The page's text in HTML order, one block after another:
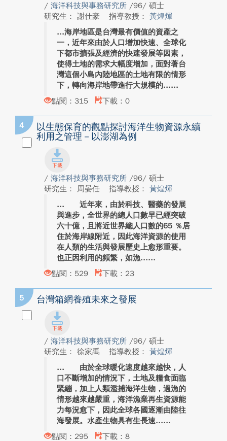
/ 海洋科技與事務研究所 /96/ 碩士
研究生： 謝仕豪
指導教授： 黃煌煇
海岸地區是台灣最有價值的資產之
一，近年來由於人口增加快速、全球化
下都市擴張及經濟的快速發展等因素，
使得土地的需求大幅度增加，面對著台
灣這個小島內陸地區的土地有限的情形
下，轉向海岸地帶進行大規模的...
點閱：315
下載：0
4
以生態保育的觀點探討海洋生物資源永續
利用之管理－以澎湖為例
/ 海洋科技與事務研究所 /96/ 碩士
研究生： 周晏任
指導教授： 黃煌煇
近年來，由於科技、醫藥的發展
與進步，全世界的總人口數早已經突破
六十億，且將近世界總人口數的65 ％居
住於海岸線附近，因此海洋資源的使用
在人類的生活與發展歷史上愈形重要。
也正因利用的頻繁，如漁...
點閱：529
下載：23
5 台灣箱網養殖未來之發展
/ 海洋科技與事務研究所 /96/ 碩士
研究生： 徐家禹
指導教授： 黃煌煇
由於全球暖化速度越來越快，人
口不斷增加的情況下，土地及糧食面臨
緊繃，加上人類濫捕海洋生物，過漁的
情形越來越嚴重，海洋漁業再生資源能
力每況愈下，因此全球各國逐漸由陸往
海發展。水產生物具有生長速...
點閱：295
下載：8